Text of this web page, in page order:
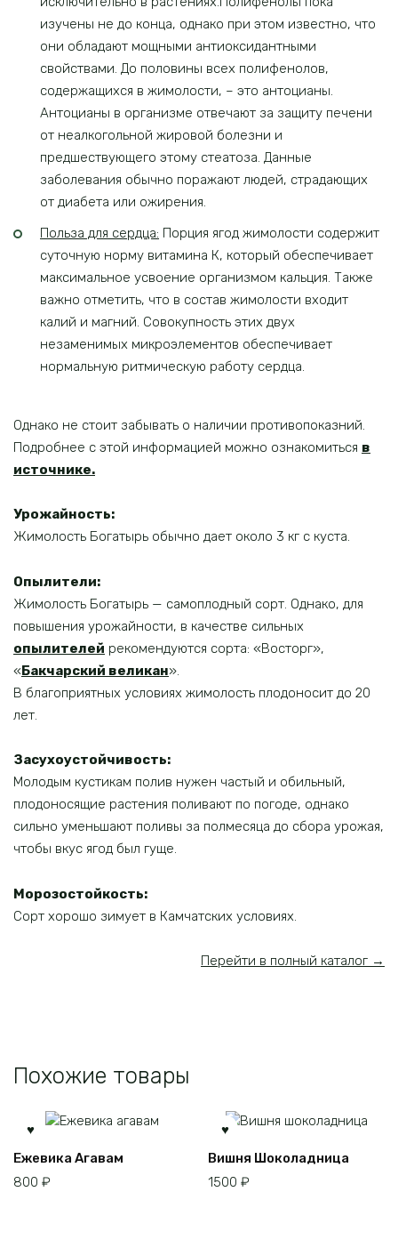
изучены не до конца, однако при этом известно, что
они обладают мощными антиоксидантными
свойствами. До половины всех полифенолов,
содержащихся в жимолости, – это антоцианы.
Антоцианы в организме отвечают за защиту печени
от неалкогольной жировой болезни и
предшествующего этому стеатоза. Данные
заболевания обычно поражают людей, страдающих
от диабета или ожирения.
Польза для сердца: Порция ягод жимолости содержит
суточную норму витамина К, который обеспечивает
максимальное усвоение организмом кальция. Также
важно отметить, что в состав жимолости входит
калий и магний. Совокупность этих двух
незаменимых микроэлементов обеспечивает
нормальную ритмическую работу сердца.
Однако не стоит забывать о наличии противопоказний.
Подробнее с этой информацией можно ознакомиться в
источнике.
Урожайность:
Жимолость Богатырь обычно дает около 3 кг с куста.
Опылители:
Жимолость Богатырь — самоплодный сорт. Однако, для
повышения урожайности, в качестве сильных
опылителей рекомендуются сорта: «Восторг»,
«Бакчарский великан».
В благоприятных условиях жимолость плодоносит до 20
лет.
Засухоустойчивость:
Молодым кустикам полив нужен частый и обильный,
плодоносящие растения поливают по погоде, однако
сильно уменьшают поливы за полмесяца до сбора урожая,
чтобы вкус ягод был гуще.
Морозостойкость:
Сорт хорошо зимует в Камчатских условиях.
Перейти в полный каталог →
Похожие товары
Ежевика Агавам
800 ₽
Вишня Шоколадница
1500 ₽